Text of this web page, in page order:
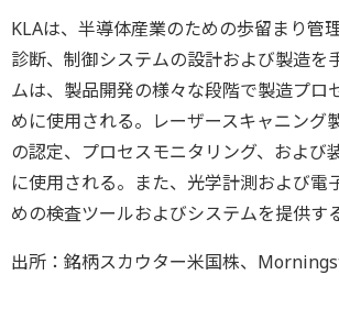
KLAは、半導体産業のための歩留まり管
診断、制御システムの設計および製造を
ムは、製品開発の様々な段階で製造プロ
めに使用される。レーザースキャニング
の認定、プロセスモニタリング、および
に使用される。また、光学計測および電
めの検査ツールおよびシステムを提供す
出所：銘柄スカウター米国株、